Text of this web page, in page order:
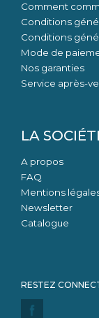
Comment
Conditions
Conditions
Mode de
Nos garanties
Service après-
LA
A propos
FAQ
Mentions
Newsletter
Catalogue